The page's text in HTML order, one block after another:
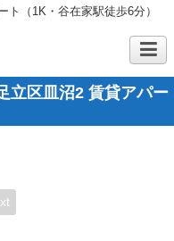
（1K・谷在家駅徒歩6分）
立区皿沼2 賃貸アパー